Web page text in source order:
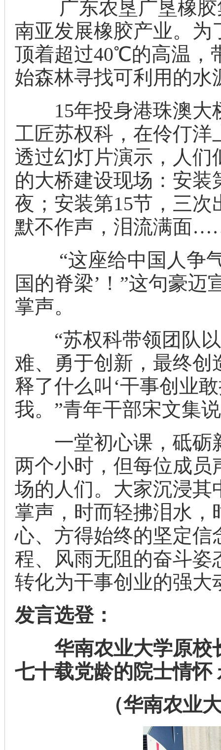
广东农垦广垦橡胶
南亚发展橡胶产业。为
顶着超过40℃的高温，
始森林寻找可利用的水
15年投身港珠澳大
工匠苏权科，在伶仃洋
透过幻灯片演示，人
的大桥建设现场：安
夜；安装第15节，三
默不作声，泪流满面
“这座给中国人争气
国的脊梁’！”这句豪
掌声。
“苏权科带领团队以
难、勇于创新，最终
释了什么叫‘干事创业
我。”青年干部宋文集
一堂初心课，砥砺
两个小时，但每位成员
场的人们。大家沉浸其
掌声，时而轻拂泪水
心、方得始终的坚定信
程、风雨无阻的奋斗姿
转化为干事创业的强大
发言选登：
华南农业大学原校
七十载党龄的院士情怀
（华南农业